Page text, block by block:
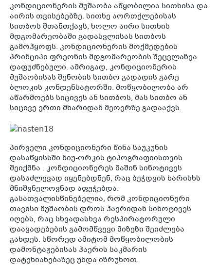
კონდიციონერის მუშაობა აწყობილია სითხისა და
აირის თვისებებზე. სითხე აორთქლებისას
სითბოს შთანთქავს, ხოლო აირი სითხის
მდგომარეობაში გადასვლისას სითბოს
გამოჰყოფს. კონდიციონერის მოქმედების
პრინციპი ფრეონის მდგომარეობის შეცვლაზეა
დაფუძნებული. ამრიგად, კონდიციონერის
მუშაობისას შენობის სითბო გადადის გარე
ბლოკის კონდენსატორში. მოწყობილობა არ
აწარმოებს სიცივეს ან სითბოს, მას სითბო ან
სიცივე ერთი მხარიდან მეოერზე გადააქვს.
პირველი კონდიციონერი წინა საუკუნის
დასაწყისსში ნიუ-ორკის ტიპოგრაფიისთვის
შეიქმნა . კონდიციონერეს მაშინ სინოტივეს
დასაძლევად იყენებდნენ, რაც ბეჭდვის ხარისხს
მნიშვნელოვნად აფუჭებდა.
გასათვალისწინებელია, რომ კონდიციონერი
თავისი მუშაობის დროს ჰაერიდან სინოტივეს
იღებს, რაც სხვადასხვა რესპირატორული
დაავადებების გამომწვევი მიზეზი შეიძლება
გახდეს. სწორედ ამიტომ მოწყობილობის
დამონტაჟებისას ჰაერის საკმარის
დატენიანებაზეც უნდა იზრუნოთ.